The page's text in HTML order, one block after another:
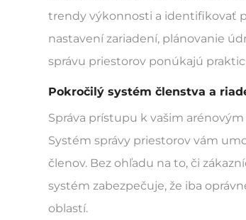
trendy výkonnosti a identifikovať
nastavení zariadení, plánovanie
správu priestorov ponúkajú
Pokročilý systém členstva a
Správa prístupu k vašim
Systém správy priestorov vám
členov. Bez ohľadu na to, či
systém zabezpečuje, že iba
oblastí.